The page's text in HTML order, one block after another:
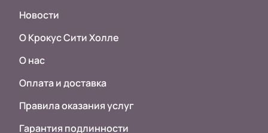
Новости
О Крокус Сити Холле
О нас
Оплата и доставка
Правила оказания услуг
Гарантия подлинности